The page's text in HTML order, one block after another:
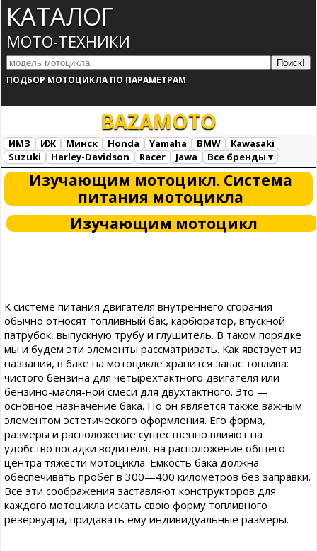
КАТАЛОГ
МОТО-ТЕХНИКИ
ПОДБОР МОТОЦИКЛА ПО ПАРАМЕТРАМ
BAZAMOTO
ИМЗ ИЖ Минск Honda Yamaha BMW
Kawasaki
Suzuki
Harley-Davidson Racer Jawa
Все бренды ▾
Все марки
Загрузка...
Изучающим мотоцикл. Система
питания мотоцикла
Изучающим мотоцикл
К системе питания двигателя внутреннего сгорания
обычно относят топливный бак, карбюратор, впускной
патрубок, выпускную трубу и глушитель. В таком порядке
мы и будем эти элементы рассматривать. Как явствует из
названия, в баке на мотоцикле хранится запас топлива:
чистого бензина для четырехтактного двигателя или
бензино-масля-ной смеси для двухтактного. Это —
основное назначение бака. Но он является также важным
элементом эстетического оформления. Его форма,
размеры и расположение существенно влияют на
удобство посадки водителя, на расположение общего
центра тяжести мотоцикла. Емкость бака должна
обеспечивать пробег в 300—400 километров без заправки.
Все эти соображения заставляют конструкторов для
каждого мотоцикла искать свою форму топливного
резервуара, придавать ему индивидуальные размеры.